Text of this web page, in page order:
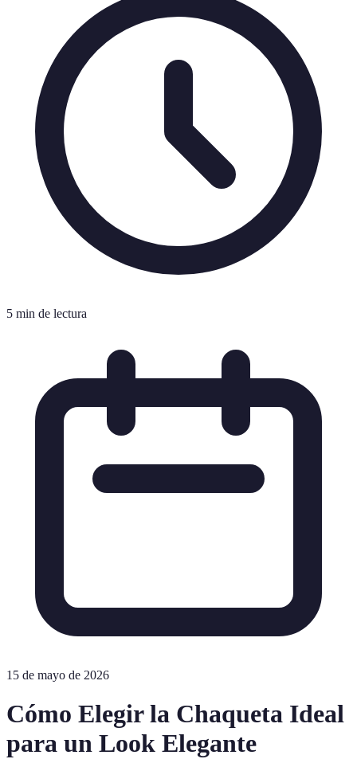
5 min de lectura
15 de mayo de 2026
Cómo Elegir la Chaqueta Ideal
para un Look Elegante